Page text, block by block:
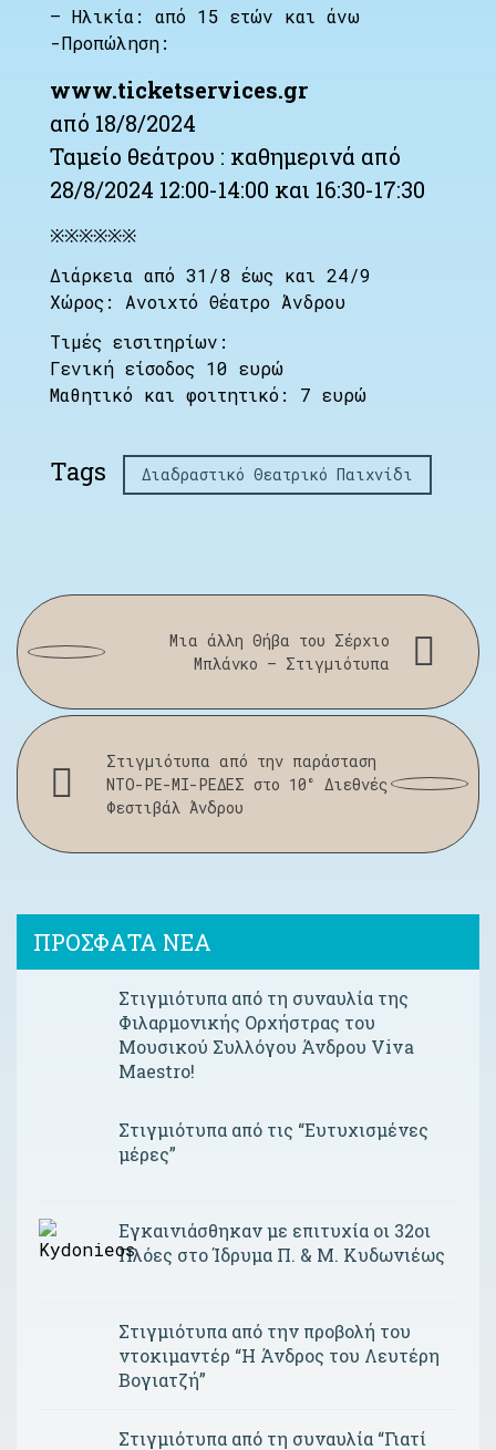
– Ηλικία: από 15 ετών και άνω
-Προπώληση:
www.ticketservices.gr
από 18/8/2024
Ταμείο θεάτρου : καθημερινά από
28/8/2024 12:00-14:00 και 16:30-17:30
※※※※※※
Διάρκεια από 31/8 έως και 24/9
Χώρος: Ανοιχτό Θέατρο Άνδρου
Τιμές εισιτηρίων:
Γενική είσοδος 10 ευρώ
Μαθητικό και φοιτητικό: 7 ευρώ
Tags Διαδραστικό Θεατρικό Παιχνίδι
Μια άλλη Θήβα του Σέρχιο
Μπλάνκο – Στιγμιότυπα
Στιγμιότυπα από την παράσταση
ΝΤΟ-ΡΕ-ΜΙ-ΡΕΔΕΣ στο 10° Διεθνές
Φεστιβάλ Άνδρου
ΠΡΟΣΦΑΤΑ ΝΕΑ
Στιγμιότυπα από τη συναυλία της
Φιλαρμονικής Ορχήστρας του
Μουσικού Συλλόγου Άνδρου Viva
Maestro!
Στιγμιότυπα από τις “Ευτυχισμένες
μέρες”
Εγκαινιάσθηκαν με επιτυχία οι 32οι
Πλόες στο Ίδρυμα Π. & Μ. Κυδωνιέως
Στιγμιότυπα από την προβολή του
ντοκιμαντέρ “Η Άνδρος του Λευτέρη
Βογιατζή”
Στιγμιότυπα από τη συναυλία “Γιατί